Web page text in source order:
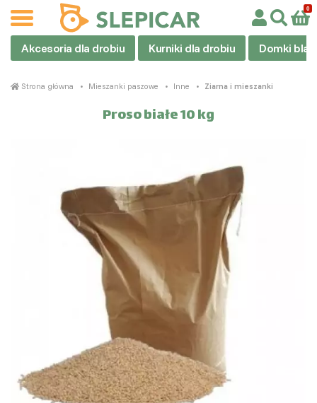
Akcesoria dla drobiu Kurniki dla drobiu Domki
Strona główna Mieszanki paszowe Inne Ziarna i mieszanki
Proso białe 10 kg